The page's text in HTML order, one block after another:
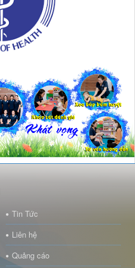
Tin Tức
Liên hệ
Quảng cáo